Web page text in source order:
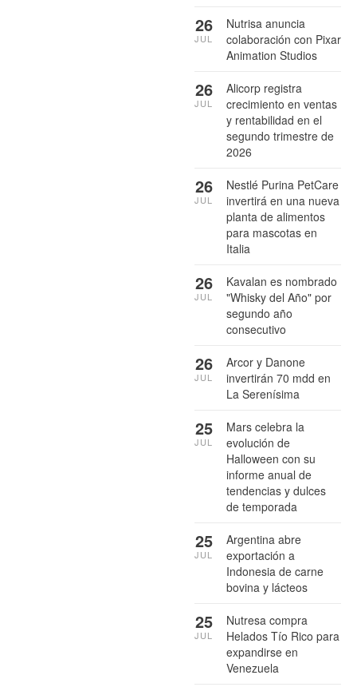
Nutrisa anuncia
colaboración con Pixar
Animation Studios
26
JUL
Alicorp registra
crecimiento en ventas
y rentabilidad en el
segundo trimestre de
2026
26
JUL
Nestlé Purina PetCare
invertirá en una nueva
planta de alimentos
para mascotas en
Italia
26
JUL
Kavalan es nombrado
"Whisky del Año" por
segundo año
consecutivo
26
JUL
Arcor y Danone
invertirán 70 mdd en
La Serenísima
26
JUL
Mars celebra la
evolución de
Halloween con su
informe anual de
tendencias y dulces
de temporada
25
JUL
Argentina abre
exportación a
Indonesia de carne
bovina y lácteos
25
JUL
Nutresa compra
Helados Tío Rico para
expandirse en
Venezuela
25
JUL